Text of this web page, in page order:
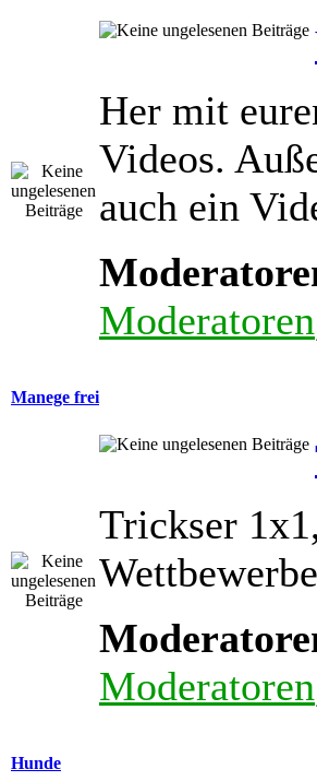
Her mit
Videos.
auch ein
Moderatoren
Manege frei
Trickser
Moderatoren
Hunde